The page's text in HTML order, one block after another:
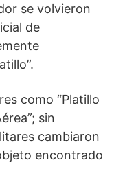
se volvieron
de
como “Platillo
sin
cambiaron
encontrado